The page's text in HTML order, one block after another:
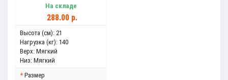
На складе
288.00 р.
Высота (см): 21
Нагрузка (кг): 140
Верх: Мягкий
Низ: Мягкий
Размер